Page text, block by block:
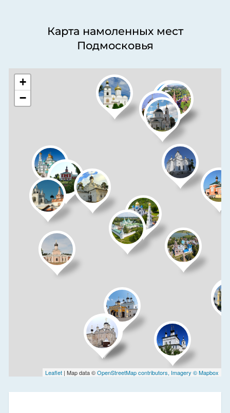
Карта намоленных мест
Подмосковья
+
−
Leaflet | Map data ©OpenStreetMap contributors, Imagery ©Mapbox